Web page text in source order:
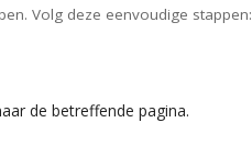
Volg deze eenvoudige stappen:
de betreffende pagina.